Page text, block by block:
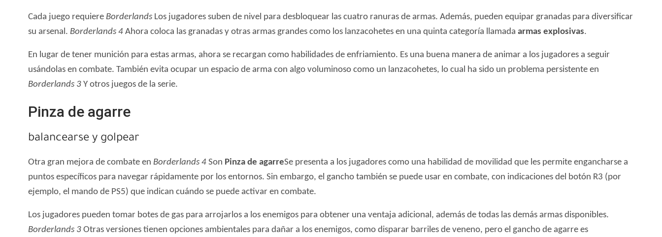
Cada juego requiere Borderlands Los jugadores suben de nivel para desbloquear las cuatro ranuras de armas. Además, pueden equipar granadas para diversificar
su arsenal. Borderlands 4 Ahora coloca las granadas y otras armas grandes como los lanzacohetes en una quinta categoría llamada armas explosivas.
En lugar de tener munición para estas armas, ahora se recargan como habilidades de enfriamiento. Es una buena manera de animar a los jugadores a seguir
usándolas en combate. También evita ocupar un espacio de arma con algo voluminoso como un lanzacohetes, lo cual ha sido un problema persistente en
Borderlands 3 Y otros juegos de la serie.
Pinza de agarre
balancearse y golpear
Otra gran mejora de combate en Borderlands 4 Son Pinza de agarreSe presenta a los jugadores como una habilidad de movilidad que les permite engancharse a
puntos específicos para navegar rápidamente por los entornos. Sin embargo, el gancho también se puede usar en combate, con indicaciones del botón R3 (por
ejemplo, el mando de PS5) que indican cuándo se puede activar en combate.
Los jugadores pueden tomar botes de gas para arrojarlos a los enemigos para obtener una ventaja adicional, además de todas las demás armas disponibles.
Borderlands 3 Otras versiones tienen opciones ambientales para dañar a los enemigos, como disparar barriles de veneno, pero el gancho de agarre es